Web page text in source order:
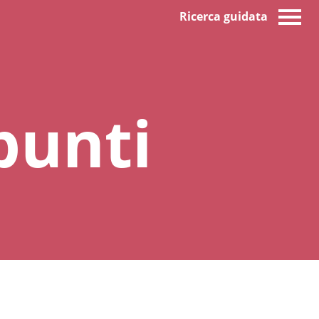
Ricerca guidata